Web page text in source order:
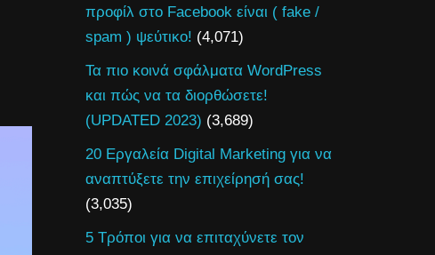
προφίλ στο Facebook είναι ( fake /
spam ) ψεύτικο! (4,071)
Τα πιο κοινά σφάλματα WordPress
και πώς να τα διορθώσετε!
(UPDATED 2023) (3,689)
20 Εργαλεία Digital Marketing για να
αναπτύξετε την επιχείρησή σας!
(3,035)
5 Τρόποι για να επιταχύνετε τον